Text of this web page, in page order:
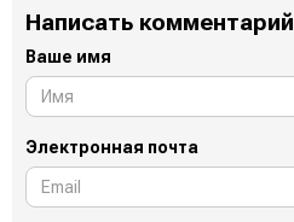
Написать комментарий
Ваше имя
Электронная почта